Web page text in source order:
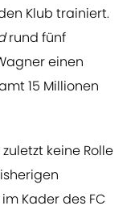
Klub trainiert.
rund fünf
einen
15 Millionen
keine Rolle
Kader des FC